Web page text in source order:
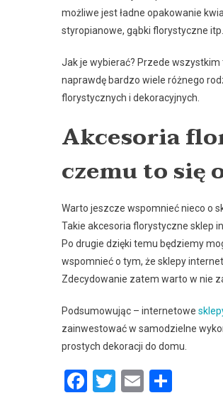
możliwe jest ładne opakowanie
styropianowe, gąbki florystyczne itp.
Jak je wybierać? Przede
naprawdę bardzo wiele różnego
florystycznych i dekoracyjnych.
Akcesoria
czemu to się
Warto jeszcze wspomnieć nieco o
Takie akcesoria florystyczne sklep
Po drugie dzięki temu będziemy
wspomnieć o tym, że sklepy
Zdecydowanie zatem warto w nie
Podsumowując – internetowe
zainwestować w samodzielne
prostych dekoracji do domu.
Facebook
Twitter
Email